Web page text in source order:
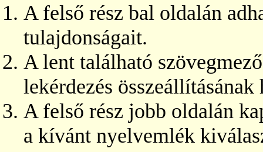
A felső rész bal oldalán
tulajdonságait.
A lent található
lekérdezés összeállításának
A felső rész jobb oldalán
a kívánt nyelvemlék